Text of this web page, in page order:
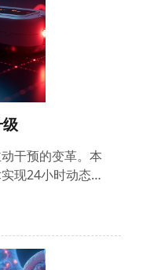
干预的变革。本
现24小时动态守
工具和个性化方